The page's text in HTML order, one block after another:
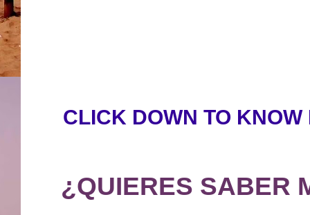
CLICK DOWN TO
¿QUIERES SABER